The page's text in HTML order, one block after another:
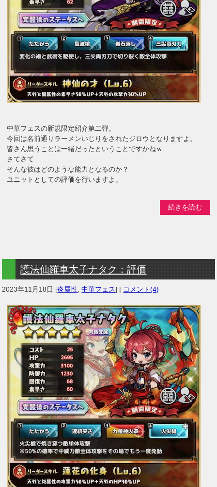
中華フェスの新規限定紹介第二弾。
今回は名前通りラーメンいじりをされたジロウとなりますよ。
皆さん思うことは一緒だったということですかねｗ
さてさて
そんな彼はどのような能力となるのか？
ユニットとしての評価を行いますよ。
続きを読む
護法仙羅車太子ナタク：評価
2023年11月18日 [炎属性 ,中華フェス] | コメント(4)